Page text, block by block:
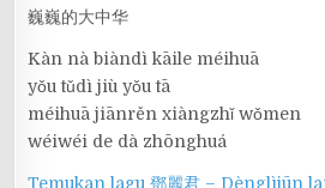
巍巍的大中华
Kàn nà biàndì kāile méihuā
yǒu tǔdì jiù yǒu tā
méihuā jiānrěn xiàngzhǐ wǒmen
wéiwéi de dà zhōnghuá
Temukan lagu 鄧麗君 – Dènglìjūn